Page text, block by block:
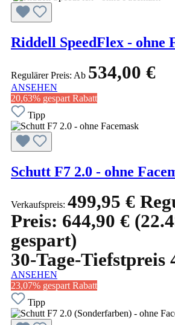
Riddell SpeedFlex - ohne
Regulärer Preis: Ab 534,00 €
ANSEHEN
20,63% gespart Rabatt
Tipp
Schutt F7 2.0 - ohne
Verkaufspreis: 499,95 €
Preis: 644,90 €
gespart)
30-Tage-Tiefstpreis
ANSEHEN
23,07% gespart Rabatt
Tipp